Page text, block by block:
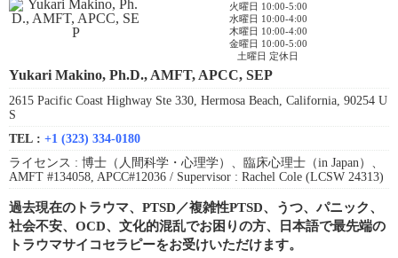
火曜日 10:00-5:00
水曜日 10:00-4:00
木曜日 10:00-4:00
金曜日 10:00-5:00
土曜日 定休日
Yukari Makino, Ph.D., AMFT, APCC, SEP
2615 Pacific Coast Highway Ste 330, Hermosa Beach, California, 90254 U
S
TEL : +1 (323) 334-0180
ライセンス : 博士（人間科学・心理学）、臨床心理士（in Japan）、
AMFT #134058, APCC#12036 / Supervisor : Rachel Cole (LCSW 24313)
過去現在のトラウマ、PTSD／複雑性PTSD、うつ、パニック、
社会不安、OCD、文化的混乱でお困りの方、日本語で最先端の
トラウマサイコセラピーをお受けいただけます。